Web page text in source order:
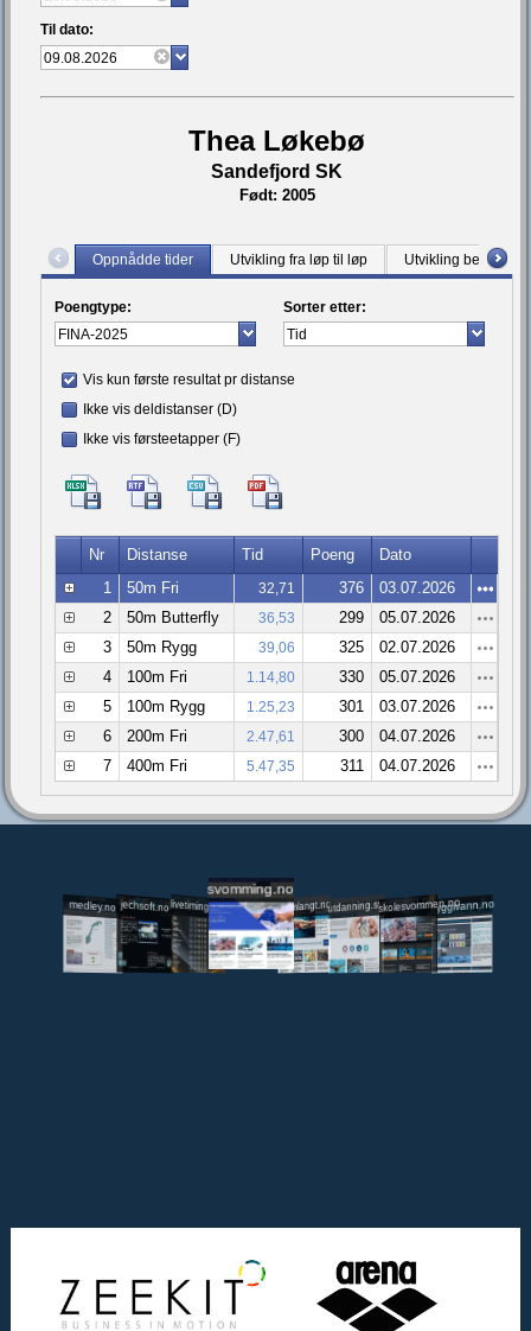
Til dato:
Thea Løkebø
Sandefjord SK
Født: 2005
Oppnådde tider Utvikling fra løp til løp Utvikling bestetid
Poengtype: Sorter etter:
Vis kun første resultat pr distanse
Ikke vis deldistanser (D)
Ikke vis førsteetapper (F)
Nr Distanse Tid Poeng
Dato
1
50m Fri 32,71 376
03.07.2026
2
50m Butterfly 36,53 299
05.07.2026
3
50m Rygg 39,06 325
02.07.2026
4
100m Fri 1.14,80 330
05.07.2026
5
100m Rygg 1.25,23 301
03.07.2026
6
200m Fri 2.47,61 300
04.07.2026
7
400m Fri 5.47,35 311 04.07.2026
medley.no jechsoft.nolivetiming.medley.no
svomming.no
svomlangt.noutdanning.svomming.no
skolesvommen.notryggivann.no